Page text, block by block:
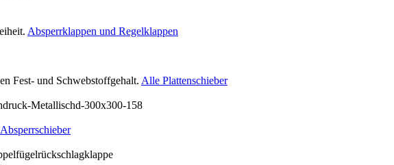
Absperrklappen und Regelklappen
Fest- und Schwebstoffgehalt. Alle Plattenschieber